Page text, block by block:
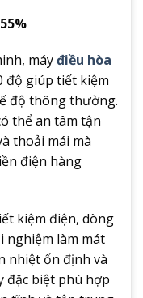
máyđiều hòa
độ giúp tiết kiệm
độ thông thường.
thể an tâm tận
thoải mái mà
điện hàng
kiệm điện, dòng
nghiệm làm mát
nhiệt ổn định và
đặc biệt phù hợp